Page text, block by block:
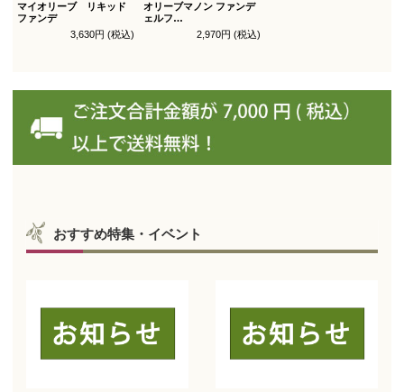
マイオリーブ リキッド
ファンデ
3,630円 (税込)
オリーブマノン ファンデ
ェルフ
コンシールファンデーシ
ョン レフィル
2,970円 (税込)